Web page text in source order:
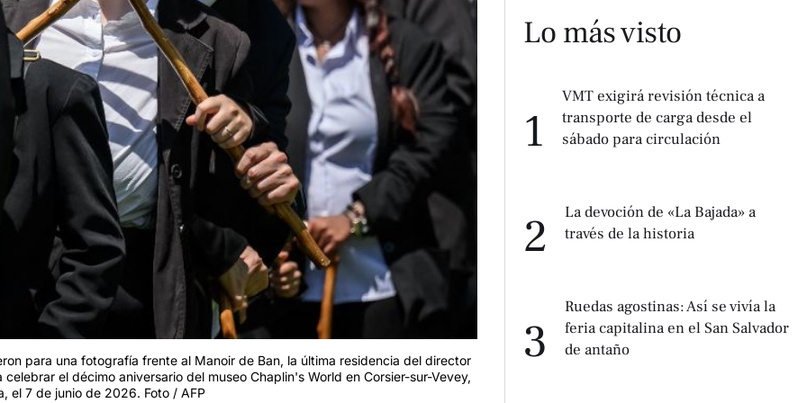
para una fotografía frente al Manoir de Ban, la última residencia del director
el décimo aniversario del museo Chaplin's World en Corsier-sur-Vevey,
el 7 de junio de 2026. Foto / AFP
Lo más visto
1
VMT exigirá revisión técnica a
transporte de carga desde el
sábado para circulación
2
La devoción de «La Bajada» a
través de la historia
3
Ruedas agostinas: Así se vivía la
feria capitalina en el San Salvador
de antaño